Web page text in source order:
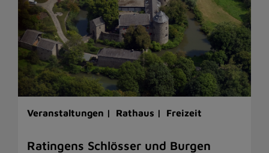
Veranstaltungen | Rathaus | Freizeit
Ratingens Schlösser und Burgen